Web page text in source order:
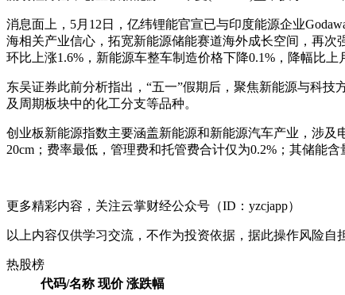
消息面上，5月12日，亿纬锂能官宣已与印度能源企业
海相关产业信心，拓宽新能源储能赛道海外成长空间，再
环比上涨1.6%，新能源车整车制造价格下降0.1%，降幅比
东吴证券此前分析指出，“五一”假期后，聚焦新能源与科
及周期板块中的化工分支等品种。
创业板新能源指数主要涵盖新能源和新能源汽车产业，涉及
20cm；费率最低，管理费和托管费合计仅为0.2%；其储能
更多精彩内容，关注云掌财经公众号（ID：yzcjapp）
以上内容仅供学习交流，不作为投资依据，据此操作风险自
热股榜
代码/名称 现价 涨跌幅